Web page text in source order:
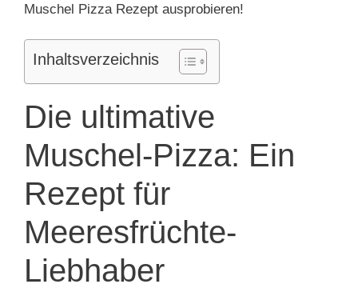
Muschel Pizza Rezept ausprobieren!
Inhaltsverzeichnis
Die ultimative
Muschel-Pizza: Ein
Rezept für
Meeresfrüchte-
Liebhaber